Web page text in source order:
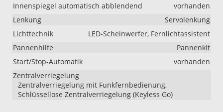
Innenspiegel automatisch abblendend
vorhanden
Lenkung
Servolenkung
Lichttechnik
LED-Scheinwerfer, Fernlichtassistent
Pannenhilfe
Pannenkit
Start/Stop-Automatik
vorhanden
Zentralverriegelung
Zentralverriegelung mit Funkfernbedienung,
Schlüssellose Zentralverriegelung (Keyless Go)